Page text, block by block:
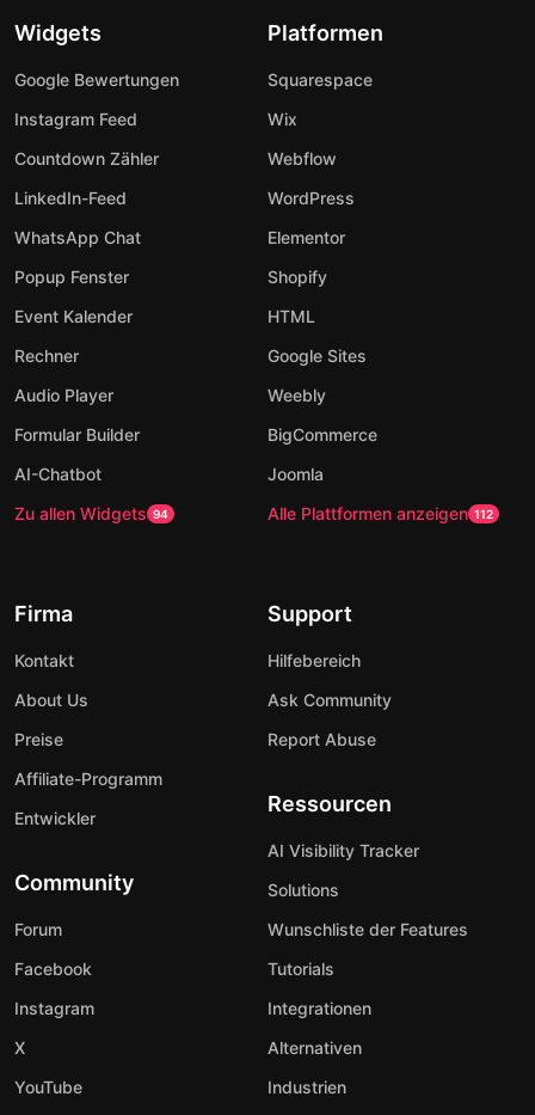
Widgets
Google Bewertungen
Instagram Feed
Countdown Zähler
LinkedIn-Feed
WhatsApp Chat
Popup Fenster
Event Kalender
Rechner
Audio Player
Formular Builder
AI-Chatbot
Zu allen Widgets 94
Platformen
Squarespace
Wix
Webflow
WordPress
Elementor
Shopify
HTML
Google Sites
Weebly
BigCommerce
Joomla
Alle Plattformen anzeigen 112
Firma
Kontakt
About Us
Preise
Affiliate-Programm
Entwickler
Community
Forum
Facebook
Instagram
X
YouTube
Support
Hilfebereich
Ask Community
Report Abuse
Ressourcen
AI Visibility Tracker
Solutions
Wunschliste der Features
Tutorials
Integrationen
Alternativen
Industrien